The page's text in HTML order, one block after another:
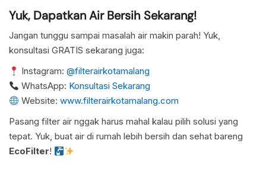
Yuk, Dapatkan Air Bersih Sekarang!
Jangan tunggu sampai masalah air makin parah! Yuk,
konsultasi GRATIS sekarang juga:
Instagram: @filterairkotamalang
WhatsApp: Konsultasi Sekarang
Website: www.filterairkotamalang.com
Pasang filter air nggak harus mahal kalau pilih solusi yang
tepat. Yuk, buat air di rumah lebih bersih dan sehat bareng
EcoFilter!